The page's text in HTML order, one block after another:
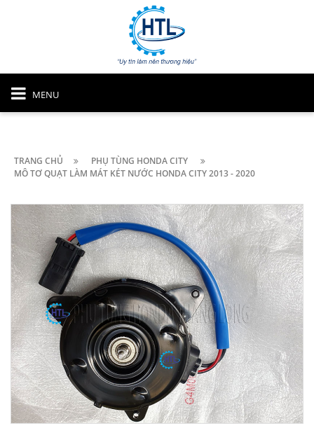
MENU
TRANG CHỦ
PHỤ TÙNG HONDA CITY
MÔ TƠ QUẠT LÀM MÁT KÉT NƯỚC HONDA CITY 2013 - 2020